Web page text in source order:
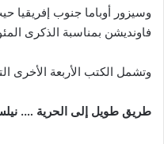
وسيزور أوباما جنوب إفريقيا
فاونديشن بمناسبة الذكرى
وتشمل الكتب الأربعة الأخرى
طريق طويل إلى الحرية ….